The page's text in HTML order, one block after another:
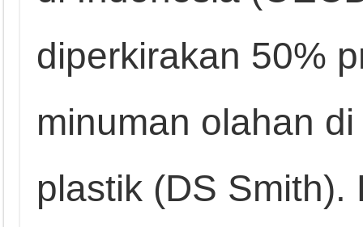
diperkirakan 50%
minuman olahan
plastik (DS